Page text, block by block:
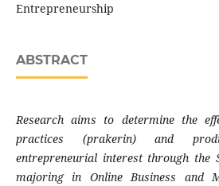
Entrepreneurship
ABSTRACT
Research aims to determine the
practices (prakerin) and
entrepreneurial interest through the
majoring in Online Business and